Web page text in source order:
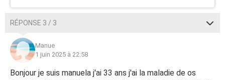
RÉPONSE 3 / 3
Manue
1 juin 2025 à 22:58
Bonjour je suis manuela j'ai 33 ans j'ai la maladie de os